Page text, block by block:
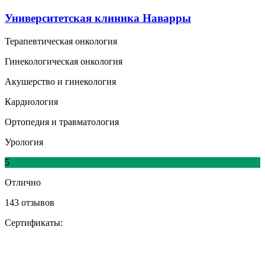
Университетская клиника Наварры
Терапевтическая онкология
Гинекологическая онкология
Акушерство и гинекология
Кардиология
Ортопедия и травматология
Урология
5
Отлично
143 отзывов
Сертификаты: